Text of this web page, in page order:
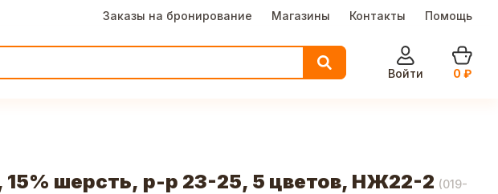
Заказы на бронирование Магазины Контакты Помощь
Войти
0 ₽
15% шерсть, р-р 23-25, 5 цветов, НЖ22-2 (019-